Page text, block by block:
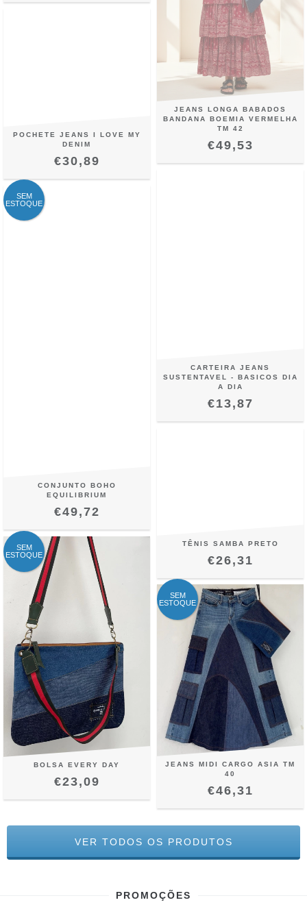
JEANS LONGA BABADOS
BANDANA BOEMIA VERMELHA
TM 42
€49,53
CARTEIRA JEANS
SUSTENTAVEL - BASICOS DIA
A DIA
€13,87
POCHETE JEANS I LOVE MY
DENIM
€30,89
TÊNIS SAMBA PRETO
€26,31
SEM
ESTOQUE
CONJUNTO BOHO
EQUILIBRIUM
€49,72
SEM
ESTOQUE
JEANS MIDI CARGO ASIA TM
40
€46,31
SEM
ESTOQUE
BOLSA EVERY DAY
€23,09
VER TODOS OS PRODUTOS
PROMOÇÕES